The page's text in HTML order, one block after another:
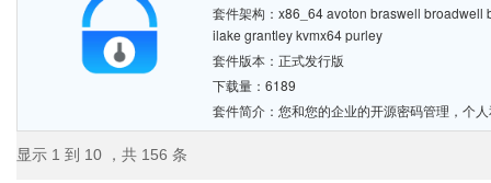
套件架构：x86_64 avoton braswell
ilake grantley kvmx64 purley
套件版本：正式发行版
下载量：6189
套件简介：您和您的企业的开源密码管理，个
显示 1 到 10 ，共 156 条